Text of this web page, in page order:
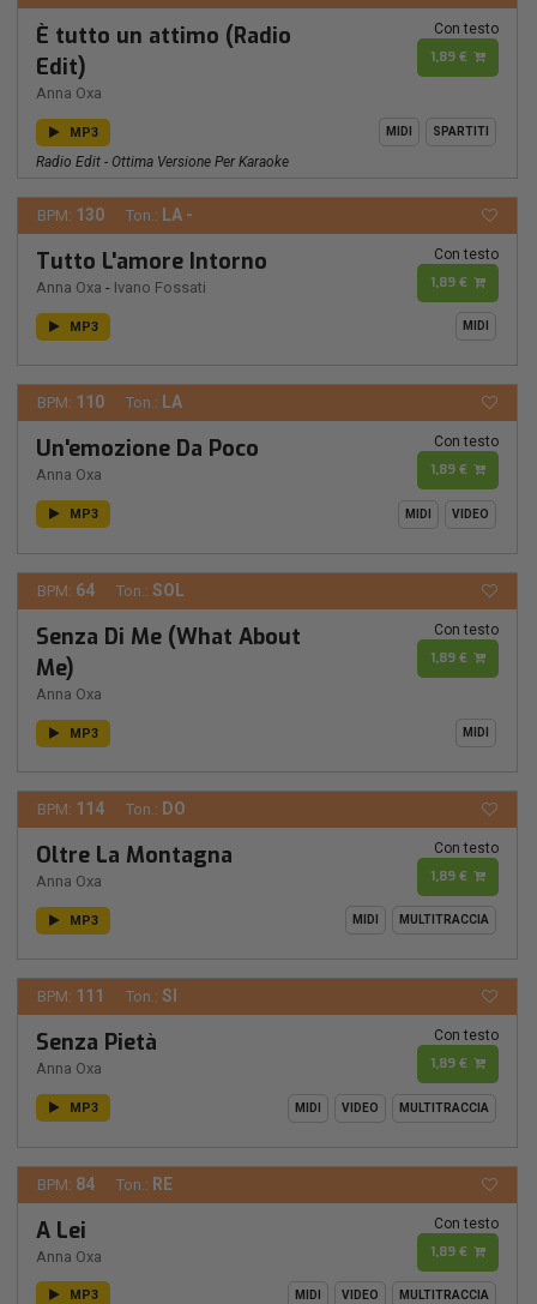
È tutto un attimo (Radio
Edit)
Anna Oxa
Con testo
1,89 €
MP3 MIDI SPARTITI
Radio Edit - Ottima Versione Per Karaoke
BPM: 130 Ton.: LA -
Tutto L'amore Intorno
Anna Oxa - Ivano Fossati
Con testo
1,89 €
MP3 MIDI
BPM: 110 Ton.: LA
Un'emozione Da Poco
Anna Oxa
Con testo
1,89 €
MP3 MIDI VIDEO
BPM: 64 Ton.: SOL
Senza Di Me (What About
Me)
Anna Oxa
Con testo
1,89 €
MP3 MIDI
BPM: 114 Ton.: DO
Oltre La Montagna
Anna Oxa
Con testo
1,89 €
MP3 MIDI MULTITRACCIA
BPM: 111 Ton.: SI
Senza Pietà
Anna Oxa
Con testo
1,89 €
MP3 MIDI VIDEO MULTITRACCIA
BPM: 84 Ton.: RE
A Lei
Anna Oxa
Con testo
1,89 €
MP3 MIDI VIDEO MULTITRACCIA